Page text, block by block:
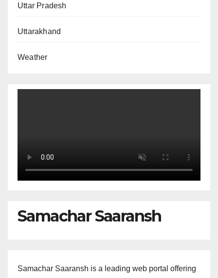
Uttar Pradesh
Uttarakhand
Weather
Samachar Saaransh
Samachar Saaransh is a leading web portal offering